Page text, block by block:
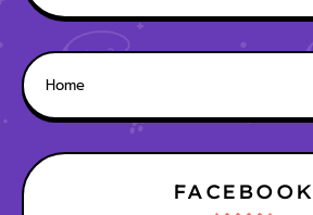
Home
FACEBOOK